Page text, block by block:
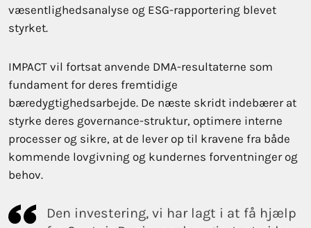
væsentlighedsanalyse og ESG-rapportering blevet
styrket.
IMPACT vil fortsat anvende DMA-resultaterne som
fundament for deres fremtidige
bæredygtighedsarbejde. De næste skridt indebærer at
styrke deres governance-struktur, optimere interne
processer og sikre, at de lever op til kravene fra både
kommende lovgivning og kundernes forventninger og
behov.
Den investering, vi har lagt i at få hjælp